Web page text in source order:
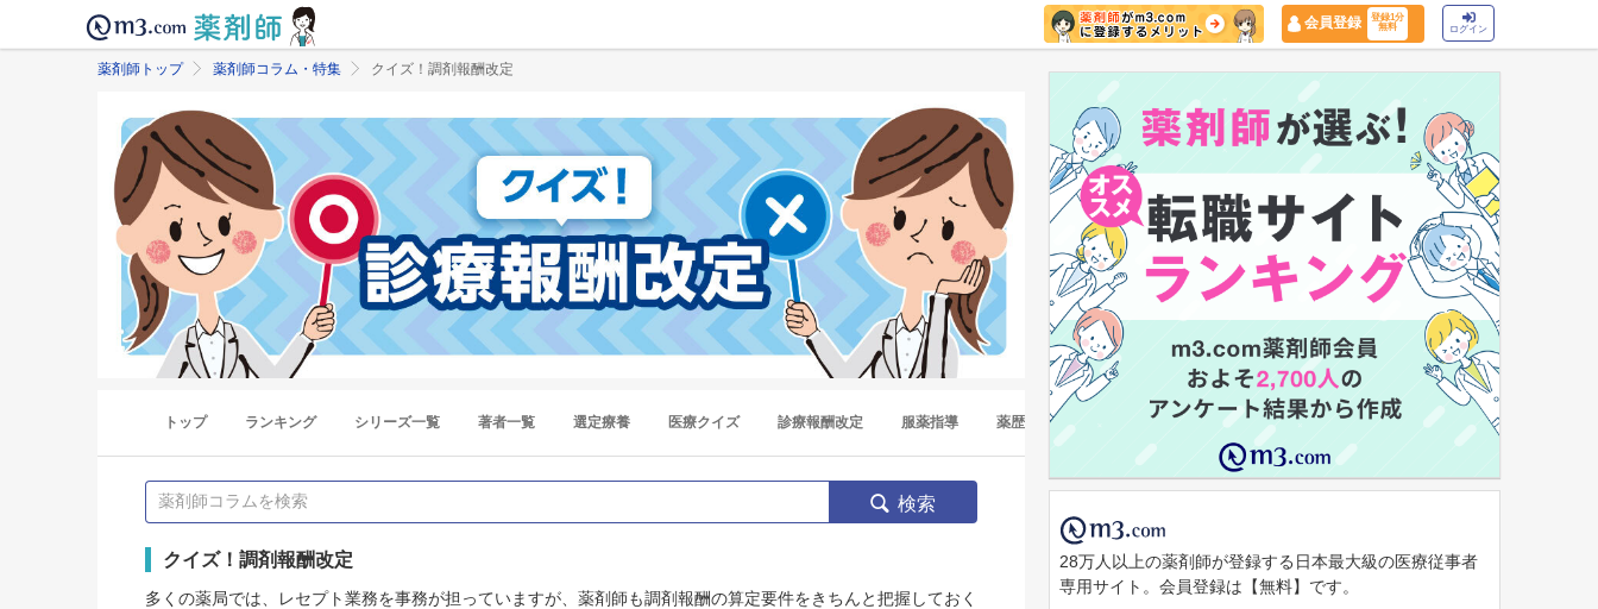
会員登録
登録1分
無料
ログイン
薬剤師トップ 薬剤師コラム・特集 クイズ！調剤報酬改定
トップ ランキング シリーズ一覧 著者一覧 選定療養 医療クイズ 診療報酬改定 服薬指導 薬歴
検索
クイズ！調剤報酬改定
多くの薬局では、レセプト業務を事務が担っていますが、薬剤師も調剤報酬の算定要件をきちんと把握しておく
28万人以上の薬剤師が登録する日本最大級の医療従事者
専用サイト。会員登録は【無料】です。